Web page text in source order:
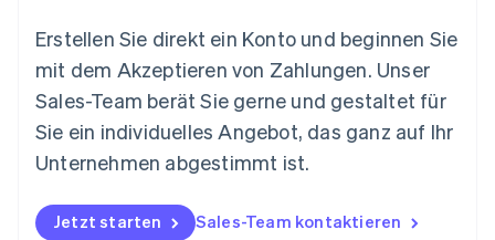
Erstellen Sie direkt ein Konto und beginnen Sie
mit dem Akzeptieren von Zahlungen. Unser
Sales-Team berät Sie gerne und gestaltet für
Sie ein individuelles Angebot, das ganz auf Ihr
Unternehmen abgestimmt ist.
Jetzt starten Sales-Team kontaktieren
Niederlande
Norwegen
English
Österreich
DeutschEnglish
Polen
Portugal
Português English